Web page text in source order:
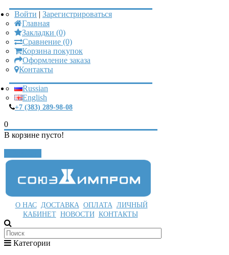
Войти | Зарегистрироваться
Главная
Закладки (0)
Сравнение (0)
Корзина покупок
Оформление заказа
Контакты
Russian
English
+7 (383) 289-98-08
0
В корзине пусто!
О НАС ДОСТАВКА ОПЛАТА ЛИЧНЫЙ
КАБИНЕТ НОВОСТИ КОНТАКТЫ
Категории